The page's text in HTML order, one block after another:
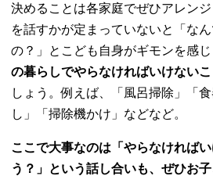
決めることは各家庭でぜひアレン
を話すかが定まっていないと「な
の？」とこども自身がギモンを感じ
の暮らしでやらなければいけないこ
しょう。例えば、「風呂掃除」「
し」「掃除機かけ」などなど。
ここで大事なのは「やらなければ
う？」という話し合いも、ぜひお